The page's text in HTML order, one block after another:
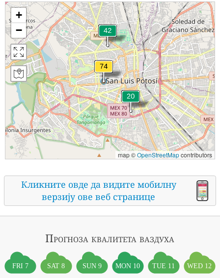
+
−
map ©OpenStreetMapcontributors
Кликните овде да видите мобилну
верзију ове веб странице
Прогноза квалитета ваздуха
FRI 7 SAT 8 SUN 9 MON 10 TUE 11 WED 12